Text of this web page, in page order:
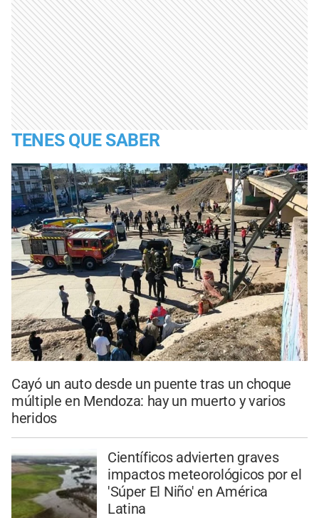
TENES QUE SABER
Cayó un auto desde un puente tras un choque
múltiple en Mendoza: hay un muerto y varios
heridos
Científicos advierten graves
impactos meteorológicos por el
'Súper El Niño' en América
Latina